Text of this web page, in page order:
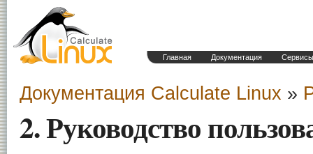
Главная Документация Сервисы
Документация Calculate Linux »
2. Руководство